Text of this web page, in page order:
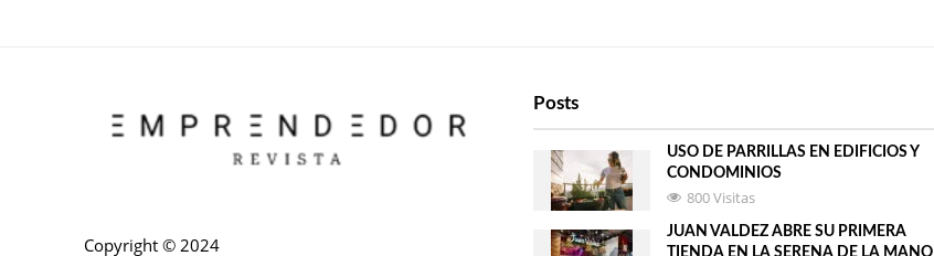
Copyright © 2024
Posts
USO DE PARRILLAS EN EDIFICIOS Y
CONDOMINIOS
800 Visitas
JUAN VALDEZ ABRE SU PRIMERA